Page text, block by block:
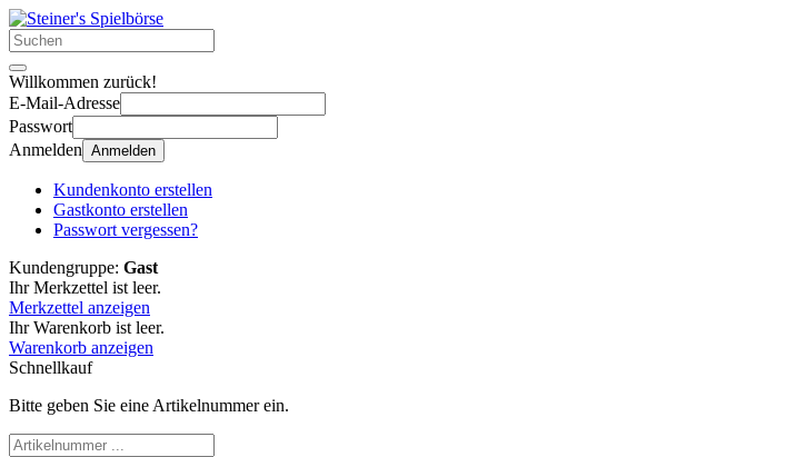
Willkommen zurück!
E-Mail-Adresse
Passwort
Anmelden Anmelden
Kundenkonto erstellen
Gastkonto erstellen
Passwort vergessen?
Kundengruppe: Gast
Ihr Merkzettel ist leer.
Merkzettel anzeigen
Ihr Warenkorb ist leer.
Warenkorb anzeigen
Schnellkauf
Bitte geben Sie eine Artikelnummer ein.